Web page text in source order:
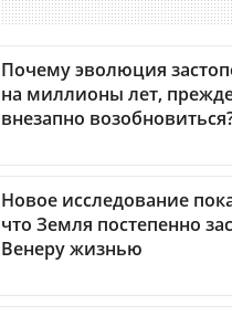
Почему эволюция
на миллионы лет,
внезапно
Новое исследование
что Земля постепенно
Венеру жизнью